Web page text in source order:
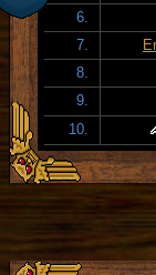
6.
7.
8.
9.
10.